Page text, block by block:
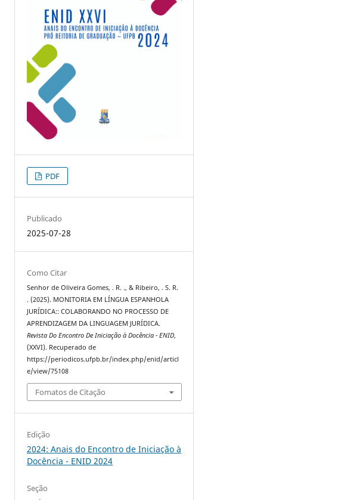
PDF
Publicado
2025-07-28
Como Citar
Senhor de Oliveira Gomes, . R. ., & Ribeiro, . S. R.
. (2025). MONITORIA EM LÍNGUA ESPANHOLA
JURÍDICA:: COLABORANDO NO PROCESSO DE
APRENDIZAGEM DA LINGUAGEM JURÍDICA.
Revista Do Encontro De Iniciação à Docência - ENID,
(XXVI). Recuperado de
https://periodicos.ufpb.br/index.php/enid/articl
e/view/75108
Fomatos de Citação
Edição
2024: Anais do Encontro de Iniciação à
Docência - ENID 2024
Seção